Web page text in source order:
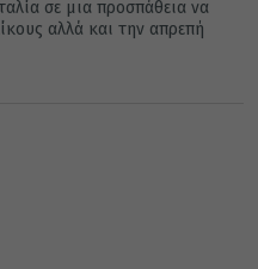
σε μια προσπάθεια να
αλλά και την απρεπή